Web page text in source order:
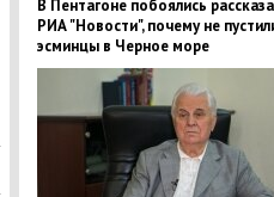
В Пентагоне побоялись
РИА "Новости", почему не
эсминцы в Черное море